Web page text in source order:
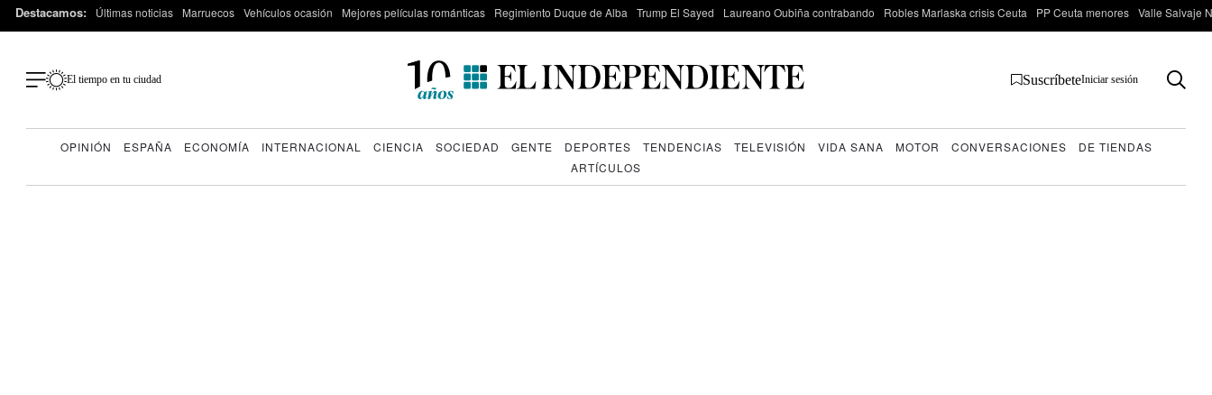
Destacamos: Últimas noticias Marruecos Vehículos ocasión Mejores películas románticas Regimiento Duque de Alba Trump El Sayed Laureano Oubiña contrabando Robles Marlaska crisis Ceuta PP Ceuta menores Valle Salvaje
El tiempo en tu ciudad SuscríbeteIniciar sesión
OPINIÓN ESPAÑA ECONOMÍA INTERNACIONAL CIENCIA SOCIEDAD GENTE DEPORTES TENDENCIAS TELEVISIÓN VIDA SANA MOTOR CONVERSACIONES
DE TIENDAS
ARTÍCULOS